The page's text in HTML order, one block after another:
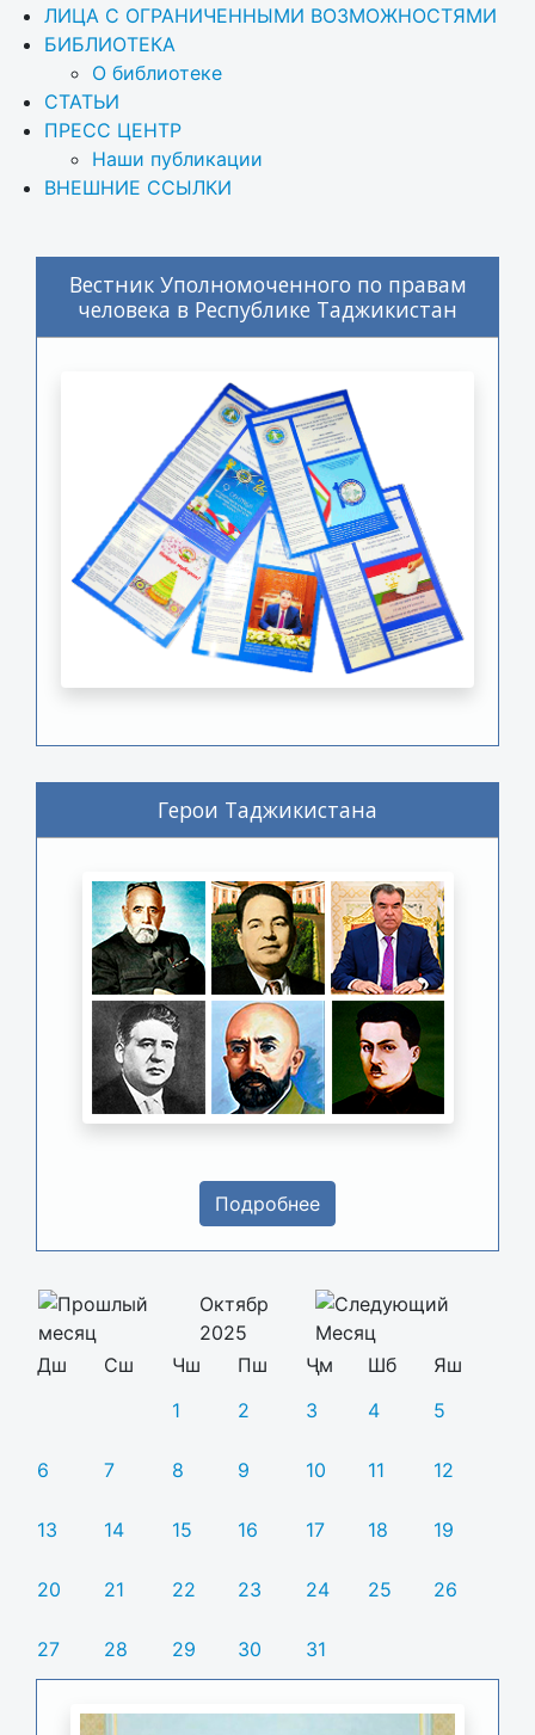
ЛИЦА С ОГРАНИЧЕННЫМИ ВОЗМОЖНОСТЯМИ
БИБЛИОТЕКА
О библиотеке
СТАТЬИ
ПРЕСС ЦЕНТР
Наши публикации
ВНЕШНИЕ ССЫЛКИ
Вестник Уполномоченного по правам
человека в Республике Таджикистан
Герои Таджикистана
Подробнее
Октябр
2025
Дш
Сш Чш Пш Ҷм Шб
Яш
1
2 3 4 5
6 7 8 9 10 11 12
13 14 15 16 17 18 19
20 21 22 23 24 25 26
27 28 29 30 31